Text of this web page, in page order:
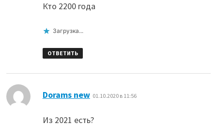
Кто 2200 года
Загрузка...
ОТВЕТИТЬ
Dorams new: 01.10.2020 в 11:56
Из 2021 есть?